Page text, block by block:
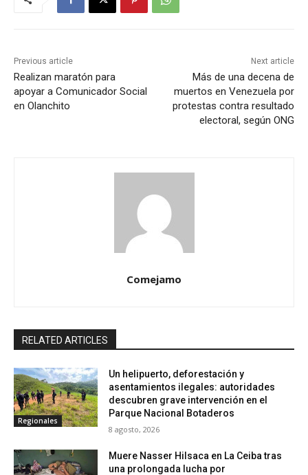
Previous article
Realizan maratón para
apoyar a Comunicador Social
en Olanchito
Next article
Más de una decena de
muertos en Venezuela por
protestas contra resultado
electoral, según ONG
Comejamo
RELATED ARTICLES
Regionales
Un helipuerto, deforestación y
asentamientos ilegales: autoridades
descubren grave intervención en el
Parque Nacional Botaderos
8 agosto, 2026
Muere Nasser Hilsaca en La Ceiba tras
una prolongada lucha por